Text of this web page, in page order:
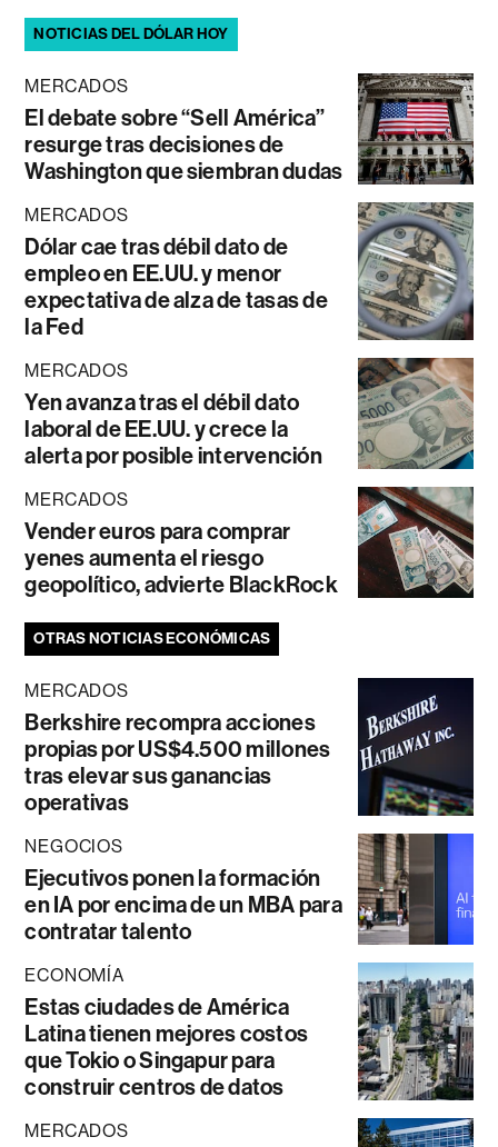
NOTICIAS DEL DÓLAR HOY
MERCADOS
El debate sobre “Sell América”
resurge tras decisiones de
Washington que siembran dudas
MERCADOS
Dólar cae tras débil dato de
empleo en EE.UU. y menor
expectativa de alza de tasas de
la Fed
MERCADOS
Yen avanza tras el débil dato
laboral de EE.UU. y crece la
alerta por posible intervención
MERCADOS
Vender euros para comprar
yenes aumenta el riesgo
geopolítico, advierte BlackRock
OTRAS NOTICIAS ECONÓMICAS
MERCADOS
Berkshire recompra acciones
propias por US$4.500 millones
tras elevar sus ganancias
operativas
NEGOCIOS
Ejecutivos ponen la formación
en IA por encima de un MBA para
contratar talento
ECONOMÍA
Estas ciudades de América
Latina tienen mejores costos
que Tokio o Singapur para
construir centros de datos
MERCADOS